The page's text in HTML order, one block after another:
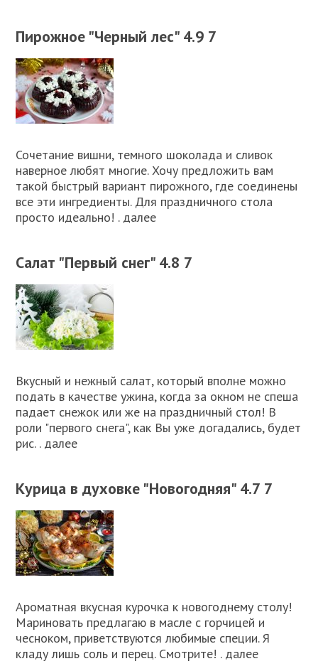
Пирожное "Черный лес" 4.9 7
Сочетание вишни, темного шоколада и сливок
наверное любят многие. Хочу предложить вам
такой быстрый вариант пирожного, где соединены
все эти ингредиенты. Для праздничного стола
просто идеально! . далее
Салат "Первый снег" 4.8 7
Вкусный и нежный салат, который вполне можно
подать в качестве ужина, когда за окном не спеша
падает снежок или же на праздничный стол! В
роли "первого снега", как Вы уже догадались, будет
рис. . далее
Курица в духовке "Новогодняя" 4.7 7
Ароматная вкусная курочка к новогоднему столу!
Мариновать предлагаю в масле с горчицей и
чесноком, приветствуются любимые специи. Я
кладу лишь соль и перец. Смотрите! . далее